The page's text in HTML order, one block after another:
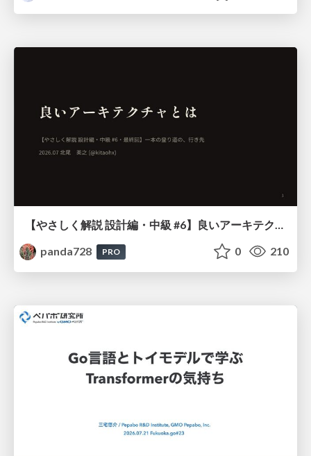
【やさしく解説 設計編・中級 #6】良いアーキテクチャとは ～ 一本の登り道の、行き先 ～
panda728
PRO 0 210